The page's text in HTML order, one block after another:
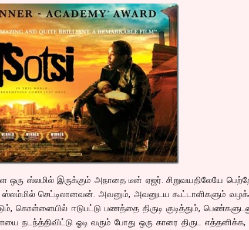
ஒரு ஸ்லமில் இருக்கும் அநாதை டீன் ஏஜர். சிறுவயதிலேயே
ஸ்லம்மில் செட்டிலானவன். அவனும், அவனுடய கூட்டாளிகளும்
கொள்ளையில் ஈடுபட்டு பணத்தை திருடி குடித்தும்,
நடந்த்திவிட்டு ஓடி வரும் போது ஒரு காரை திருட